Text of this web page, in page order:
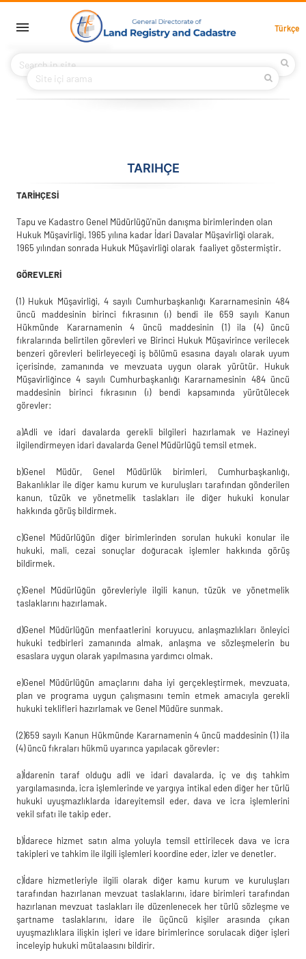
English Main Menu
HOME
ABOUT US
Türkçe
TARIHÇE
TARİHÇESİ
Tapu ve Kadastro Genel Müdürlüğü'nün danışma birimlerinden olan
Hukuk Müşavirliği, 1965 yılına kadar İdari Davalar Müşavirliği olarak,
1965 yılından sonrada Hukuk Müşavirliği olarak faaliyet göstermiştir.
GÖREVLERİ
(1) Hukuk Müşavirliği, 4 sayılı Cumhurbaşkanlığı Kararnamesinin 484
üncü maddesinin birinci fıkrasının (ı) bendi ile 659 sayılı Kanun
Hükmünde Kararnamenin 4 üncü maddesinin (1) ila (4) üncü
fıkralarında belirtilen görevleri ve Birinci Hukuk Müşavirince verilecek
benzeri görevleri belirleyeceği iş bölümü esasına dayalı olarak uyum
içerisinde, zamanında ve mevzuata uygun olarak yürütür. Hukuk
Müşavirliğince 4 sayılı Cumhurbaşkanlığı Kararnamesinin 484 üncü
maddesinin birinci fıkrasının (ı) bendi kapsamında yürütülecek
görevler:
a)Adli ve idari davalarda gerekli bilgileri hazırlamak ve Hazineyi
ilgilendirmeyen idari davalarda Genel Müdürlüğü temsil etmek.
b)Genel Müdür, Genel Müdürlük birimleri, Cumhurbaşkanlığı,
Bakanlıklar ile diğer kamu kurum ve kuruluşları tarafından gönderilen
kanun, tüzük ve yönetmelik taslakları ile diğer hukuki konular
hakkında görüş bildirmek.
c)Genel Müdürlüğün diğer birimlerinden sorulan hukuki konular ile
hukuki, mali, cezai sonuçlar doğuracak işlemler hakkında görüş
bildirmek.
ç)Genel Müdürlüğün görevleriyle ilgili kanun, tüzük ve yönetmelik
taslaklarını hazırlamak.
d)Genel Müdürlüğün menfaatlerini koruyucu, anlaşmazlıkları önleyici
hukukitedbirleri zamanında almak, anlaşma ve sözleşmelerin bu
esaslara uygun olarak yapılmasına yardımcı olmak.
e)Genel Müdürlüğün amaçlarını daha iyi gerçekleştirmek, mevzuata,
plan ve programa uygun çalışmasını temin etmek amacıyla gerekli
hukuki teklifleri hazırlamak ve Genel Müdüre sunmak.
(2)659 sayılı Kanun Hükmünde Kararnamenin 4 üncü maddesinin (1) ila
(4) üncü fıkraları hükmü uyarınca yapılacak görevler:
a)İdarenin taraf olduğu adli ve idari davalarda, iç ve dış tahkim
yargılamasında, icraişlemlerinde ve yargıya intikal eden diğer her türlü
hukuki uyuşmazlıklarda idareyitemsil eder, dava ve icra işlemlerini
vekil sıfatı ile takip eder.
b)İdarece hizmet satın alma yoluyla temsil ettirilecek dava ve icra
takipleri ve tahkim ile ilgili işlemleri koordine eder, izler ve denetler.
c)İdare hizmetleriyle ilgili olarak diğer kamu kurum ve kuruluşları
tarafından hazırlanan mevzuat taslaklarını, idare birimleri tarafından
hazırlanan mevzuat taslakları ile düzenlenecek her türlü sözleşme ve
şartname taslaklarını, idare ile üçüncü kişiler arasında çıkan
uyuşmazlıklara ilişkin işleri ve idare birimlerince sorulacak diğer işleri
inceleyip hukuki mütalaasını bildirir.